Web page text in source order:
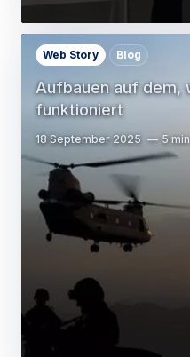
Aufbauen auf dem,
funktioniert
Web Story Blog
18 September 2025 5